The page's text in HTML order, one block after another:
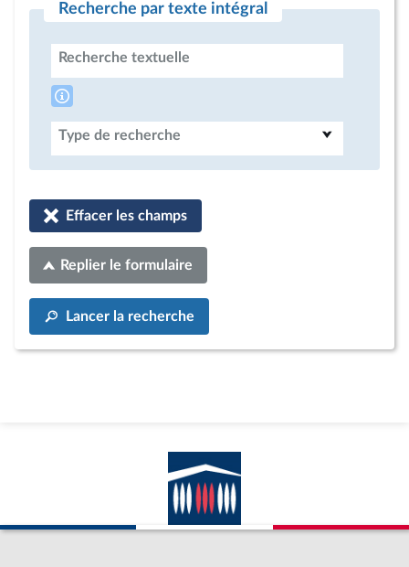
Recherche par texte intégral
Recherche textuelle
Type de recherche
Effacer les champs
Replier le formulaire
Lancer la recherche